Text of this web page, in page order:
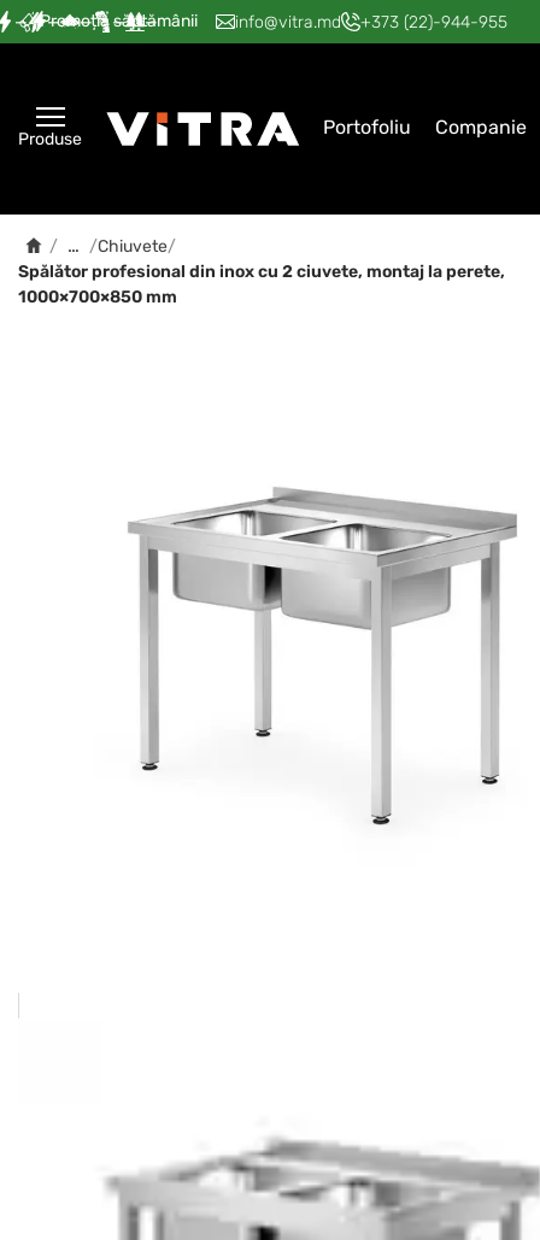
Promoția săptămânii
— — — — — info@vitra.md +373 (22)-944-955
Produse Portofoliu Companie
/ … /Chiuvete/
Spălător profesional din inox cu 2 ciuvete, montaj la perete,
1000×700×850 mm